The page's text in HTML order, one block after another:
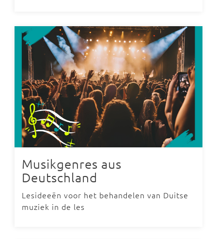
Musikgenres aus
Deutschland
Lesideeën voor het behandelen van Duitse
muziek in de les